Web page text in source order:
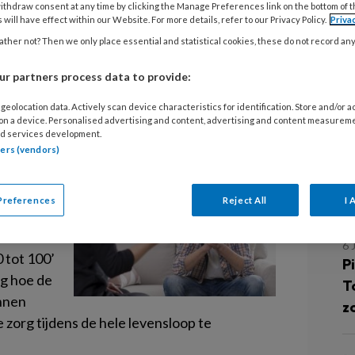
van 0 tot 100
en de
leren, zodat psychische klachten
tot langdurige, ernstige psychische
tot 100’
hoe de
tijdens de hele levensloop te
6
consent at any time by clicking the Manage Preferences link on the bottom of
will have effect within our Website. For more details, refer to our Privacy Policy.
not? Then we only place essential and statistical cookies, these do not record
partners process data to provide:
data. Actively scan device characteristics for identification. Store and/or
a device. Personalised advertising and content, advertising and content
services development.
(vendors)
Reject All I